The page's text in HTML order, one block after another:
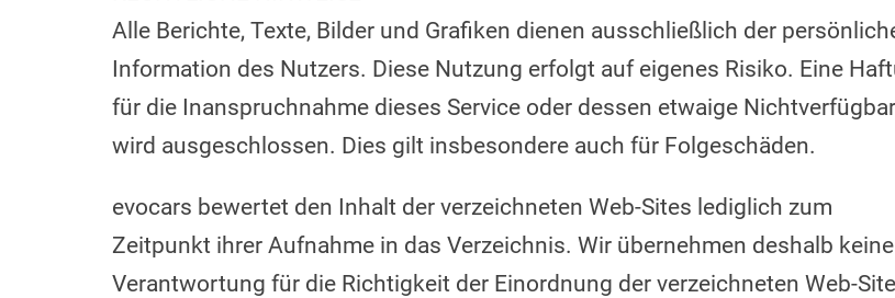
Alle Berichte, Texte, Bilder und Grafiken dienen ausschließlich der
Information des Nutzers. Diese Nutzung erfolgt auf eigenes Risiko. Eine
für die Inanspruchnahme dieses Service oder dessen etwaige
wird ausgeschlossen. Dies gilt insbesondere auch für Folgeschäden.
evocars bewertet den Inhalt der verzeichneten Web-Sites lediglich zum
Zeitpunkt ihrer Aufnahme in das Verzeichnis. Wir übernehmen deshalb keine
Verantwortung für die Richtigkeit der Einordnung der verzeichneten Web-